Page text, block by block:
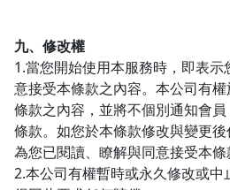
九、修改權
1.當您開始使用本服務時，即表
意接受本條款之內容。本公司有
條款之內容，並將不個別通知會
條款。如您於本條款修改與變更
為您已閱讀、瞭解與同意接受本條
2.本公司有權暫時或永久修改或